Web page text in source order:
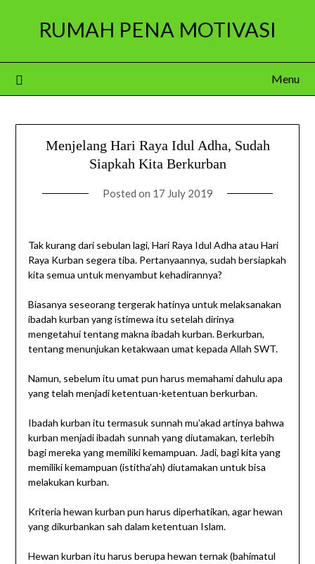
RUMAH PENA MOTIVASI
Menu
Menjelang Hari Raya Idul Adha, Sudah
Siapkah Kita Berkurban
Posted on 17 July 2019
Tak kurang dari sebulan lagi, Hari Raya Idul Adha atau Hari
Raya Kurban segera tiba. Pertanyaannya, sudah bersiapkah
kita semua untuk menyambut kehadirannya?
Biasanya seseorang tergerak hatinya untuk melaksanakan
ibadah kurban yang istimewa itu setelah dirinya
mengetahui tentang makna ibadah kurban. Berkurban,
tentang menunjukan ketakwaan umat kepada Allah SWT.
Namun, sebelum itu umat pun harus memahami dahulu apa
yang telah menjadi ketentuan-ketentuan berkurban.
Ibadah kurban itu termasuk sunnah mu’akad artinya bahwa
kurban menjadi ibadah sunnah yang diutamakan, terlebih
bagi mereka yang memiliki kemampuan. Jadi, bagi kita yang
memiliki kemampuan (istitha’ah) diutamakan untuk bisa
melakukan kurban.
Kriteria hewan kurban pun harus diperhatikan, agar hewan
yang dikurbankan sah dalam ketentuan Islam.
Hewan kurban itu harus berupa hewan ternak (bahimatul